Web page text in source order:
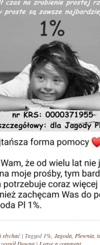
| Tagged1%, Jagoda, Plewnia,